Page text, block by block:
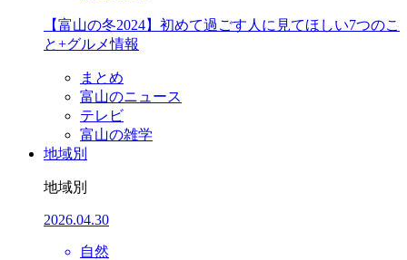
【富山の冬2024】初めて過ごす人に見てほしい7つのこ
と+グルメ情報
まとめ
富山のニュース
テレビ
富山の雑学
地域別
地域別
2026.04.30
自然